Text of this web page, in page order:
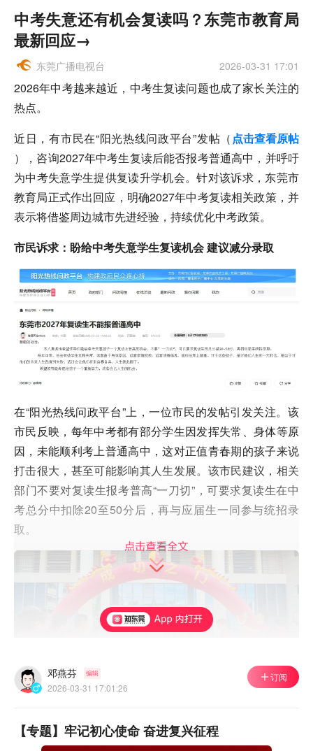
中考失意还有机会复读吗？东莞市教育局
最新回应→
东莞广播电视台 2026-03-31 17:01
2026年中考越来越近，中考生复读问题也成了家长关注的
热点。
近日，有市民在“阳光热线问政平台”发帖（ 点击查看原帖
）
，咨询2027年中考生复读后能否报考普通高中，并呼吁
为中考失意学生提供复读升学机会。针对该诉求，东莞市
教育局正式作出回应，明确2027年中考复读相关政策，并
表示将借鉴周边城市先进经验， 持续优化中考政策。
市民诉求：盼给中考失意学生复读机会 建议减分录取
在“阳光热线问政平台”上，一位市民的发帖引发关注。该
市民反映，每年中考都有部分学生因发挥失常、身体等原
因，未能顺利考上普通高中，这对正值青春期的孩子来说
打击很大 ，甚至可能影响其人生发展。该市民建议，相关
部门不要对复读生报考普高“一刀切”，可要求复读生在中
考总分中扣除20至50分后，再与应届生一同参与统招录
取。
▲资料图
邓燕芬 编辑
2026-03-31 17:01:26
订阅
【专题】牢记初心使命 奋进复兴征程